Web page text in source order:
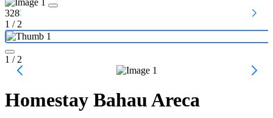
328
1 / 2
1 / 2
Homestay Bahau Areca